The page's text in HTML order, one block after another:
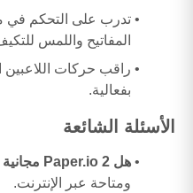
تدرب على التحكم في
المفاتيح واللمس
راقب حركات اللاعبين
بفعالية.
الأسئلة الشائعة
هل Paper.io 2 مجانية للعب؟
ومتاحة عبر الإنترنت.